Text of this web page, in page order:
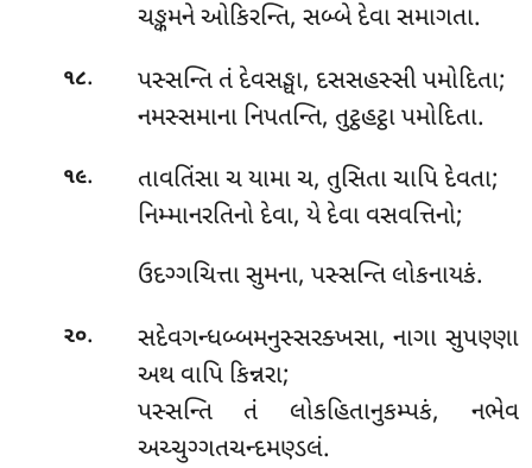
ચઙ્કમને ઓકિરન્તિ, સબ્બે દેવા સમાગતા.
૧૮.
પસ્સન્તિ તં દેવસઙ્ઘા, દસસહસ્સી પમોદિતા;
નમસ્સમાના નિપતન્તિ, તુટ્ઠહટ્ઠા પમોદિતા.
૧૯. તાવતિંસાચ યામા ચ, તુસિતા ચાપિ દેવતા;
નિમ્માનરતિનો દેવા, યે દેવા વસવત્તિનો;
ઉદગ્ગચિત્તા સુમના, પસ્સન્તિ લોકનાયકં.
૨૦.
સદેવગન્ધબ્બમનુસ્સરક્ખસા, નાગા સુપણ્ણા
અથ વાપિ કિન્નરા;
પસ્સન્તિ તં લોકહિતાનુકમ્પકં, નભેવ
અચ્ચુગ્ગતચન્દમણ્ડલં.